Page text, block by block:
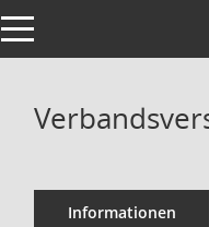
Toggle navigation
Informationen